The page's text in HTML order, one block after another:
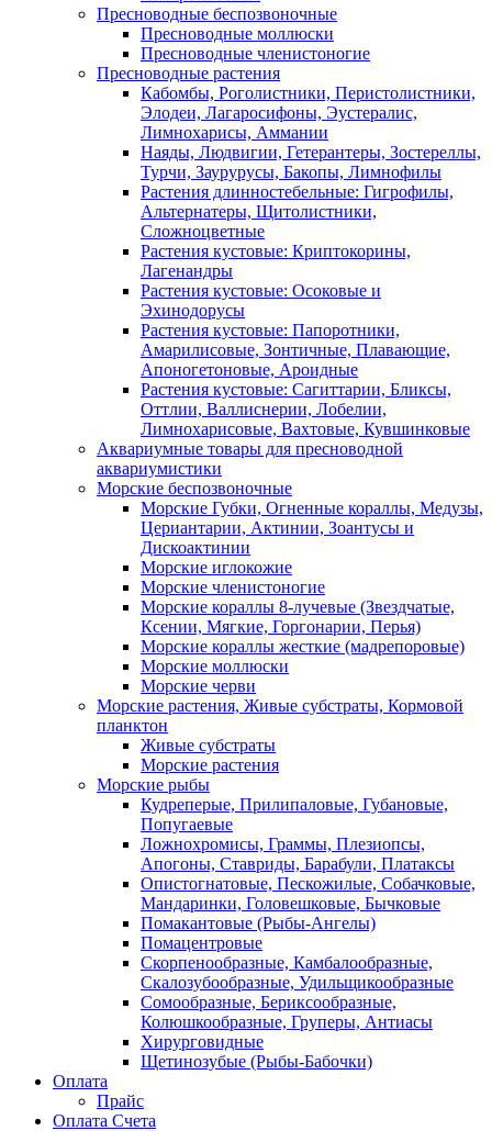
Пресноводные беспозвоночные
Пресноводные моллюски
Пресноводные членистоногие
Пресноводные растения
Кабомбы, Роголистники, Перистолистники,
Элодеи, Лагаросифоны, Эустералис,
Лимнохарисы, Аммании
Наяды, Людвигии, Гетерантеры, Зостереллы,
Турчи, Заурурусы, Бакопы, Лимнофилы
Растения длинностебельные: Гигрофилы,
Альтернатеры, Щитолистники,
Сложноцветные
Растения кустовые: Криптокорины,
Лагенандры
Растения кустовые: Осоковые и
Эхинодорусы
Растения кустовые: Папоротники,
Амарилисовые, Зонтичные, Плавающие,
Апоногетоновые, Ароидные
Растения кустовые: Сагиттарии, Бликсы,
Оттлии, Валлиснерии, Лобелии,
Лимнохарисовые, Вахтовые, Кувшинковые
Аквариумные товары для пресноводной
аквариумистики
Морские беспозвоночные
Морские Губки, Огненные кораллы, Медузы,
Цериантарии, Актинии, Зоантусы и
Дискоактинии
Морские иглокожие
Морские членистоногие
Морские кораллы 8-лучевые (Звездчатые,
Ксении, Мягкие, Горгонарии, Перья)
Морские кораллы жесткие (мадрепоровые)
Морские моллюски
Морские черви
Морские растения, Живые субстраты, Кормовой
планктон
Живые субстраты
Морские растения
Морские рыбы
Кудреперые, Прилипаловые, Губановые,
Попугаевые
Ложнохромисы, Граммы, Плезиопсы,
Апогоны, Ставриды, Барабули, Платаксы
Опистогнатовые, Пескожилые, Собачковые,
Мандаринки, Головешковые, Бычковые
Помакантовые (Рыбы-Ангелы)
Помацентровые
Скорпенообразные, Камбалообразные,
Скалозубообразные, Удильщикообразные
Сомообразные, Бериксообразные,
Колюшкообразные, Груперы, Антиасы
Хирурговидные
Щетинозубые (Рыбы-Бабочки)
Оплата
Прайс
Оплата Счета